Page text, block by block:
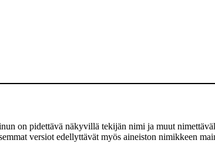
on pidettävä näkyvillä tekijän nimi ja muut
versiot edellyttävät myös aineiston nimikkeen